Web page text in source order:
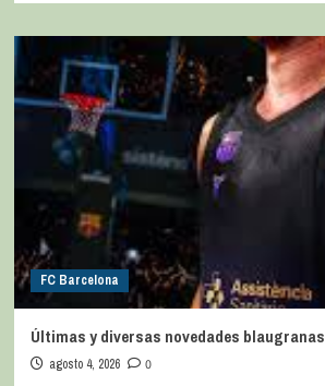
FC Barcelona
Últimas y diversas novedades blaugranas
agosto 4, 2026 0